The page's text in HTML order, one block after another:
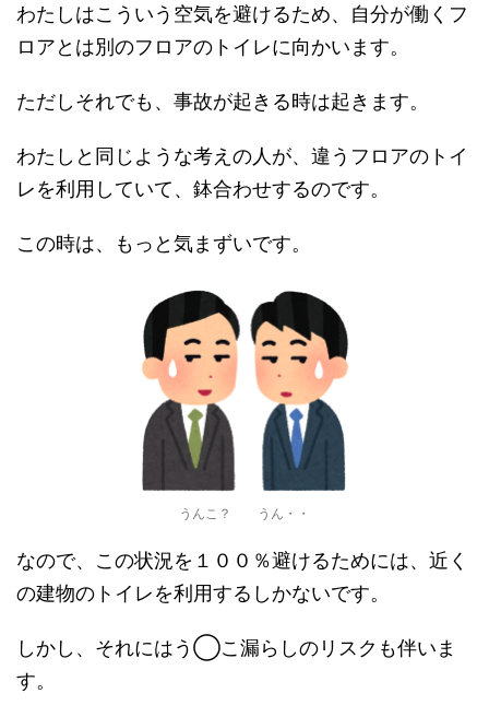
わたしはこういう空気を避けるため、自分が働くフ
ロアとは別のフロアのトイレに向かいます。
ただしそれでも、事故が起きる時は起きます。
わたしと同じような考えの人が、違うフロアのトイ
レを利用していて、鉢合わせするのです。
この時は、もっと気まずいです。
うんこ？ うん・・
なので、この状況を１００％避けるためには、近く
の建物のトイレを利用するしかないです。
しかし、それにはう◯こ漏らしのリスクも伴いま
す。